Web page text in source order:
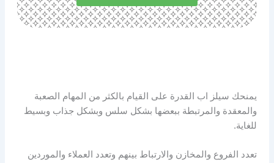
يمنحك سيلز اب القدرة على القيام بالكثر من المهام الصعبة
والمعقدة والمرتبطة ببعضها بشكل سلس وبشكل جذاب وبسيط
للغاية.
تعدد الفروع والمخازن والارتباط بينهم وتعدد العملاء والموردين